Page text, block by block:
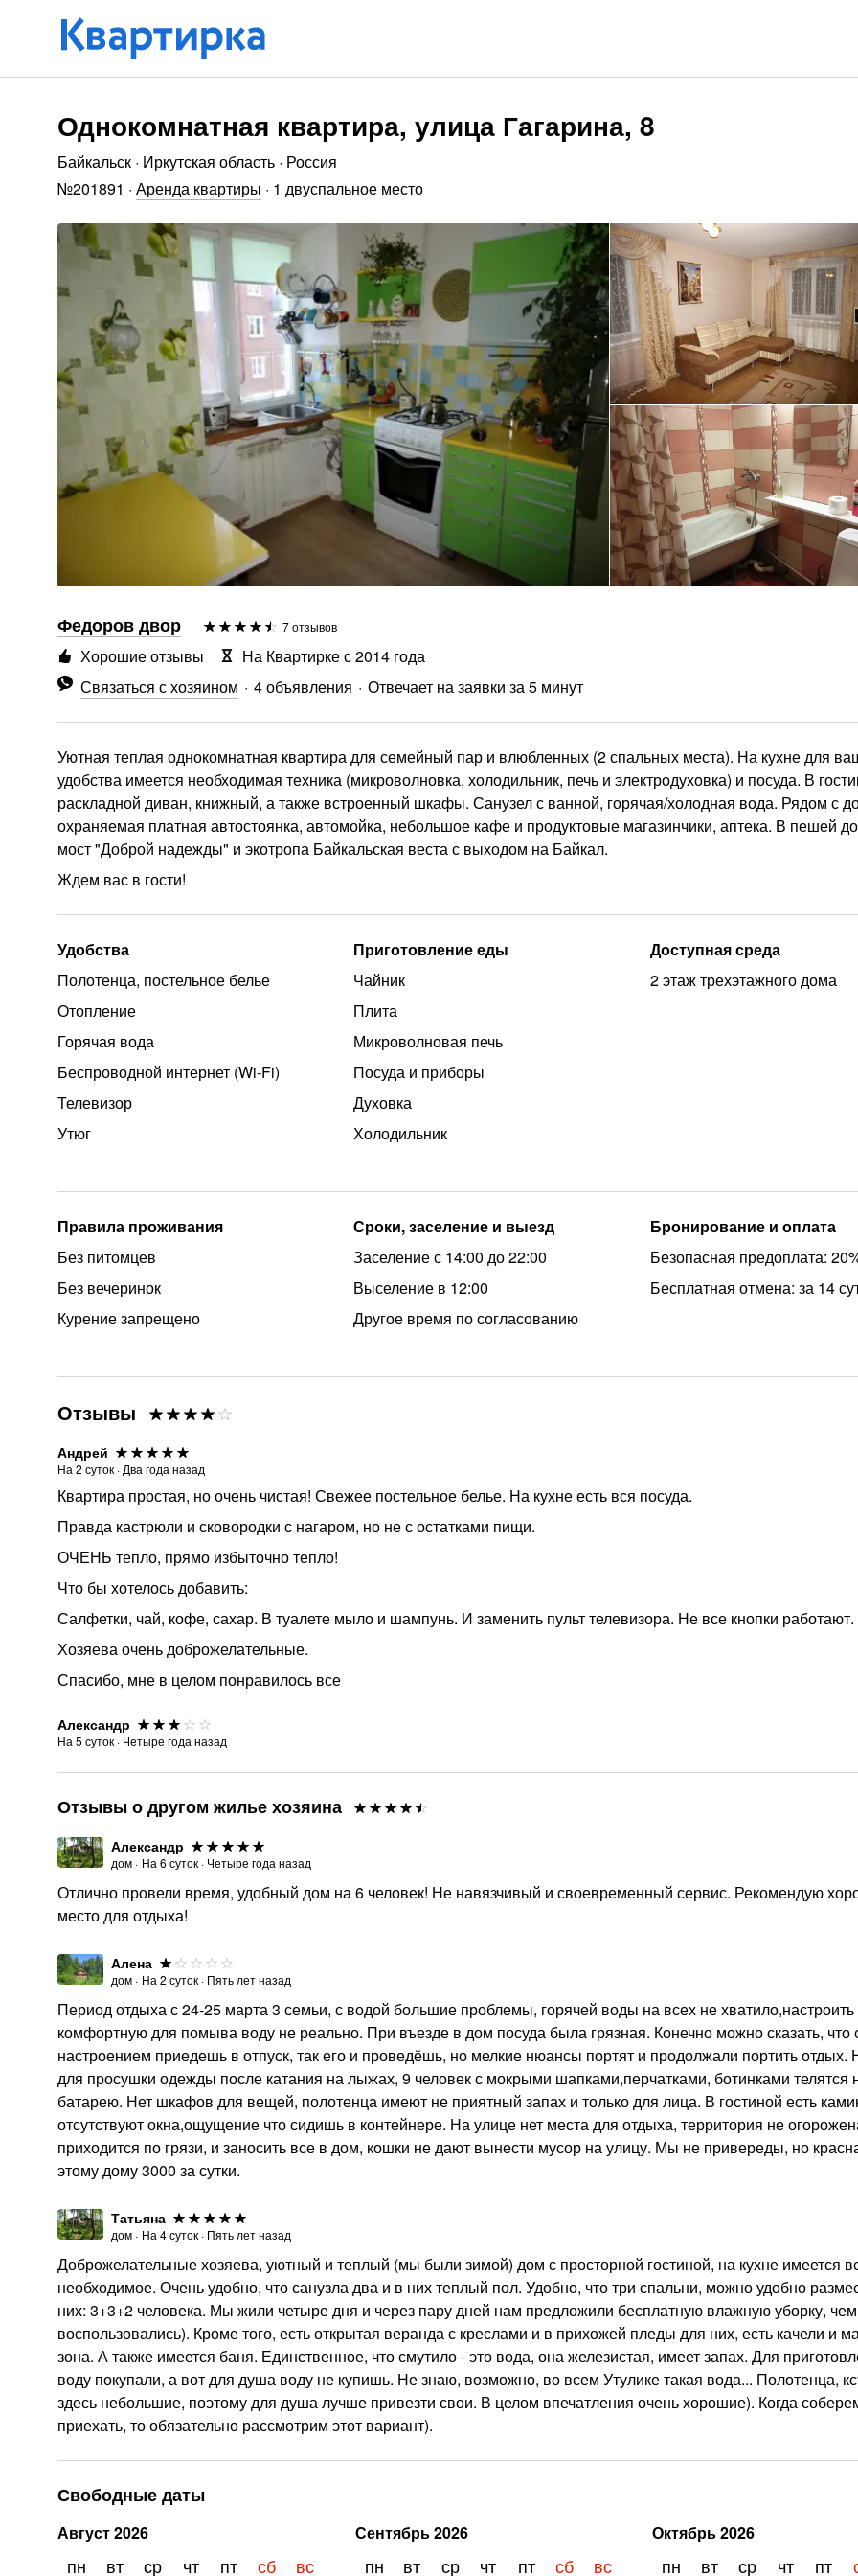
Однокомнатная квартира, улица Гагарина, 8
Байкальск · Иркутская область · Россия
№201891 · Аренда квартиры · 1 двуспальное место
Федоров двор 7 отзывов
Связаться с хозяином 4 объявления Отвечает на заявки за 5 минут
Хорошие отзывы На Квартирке с 2014 года
Уютная теплая однокомнатная квартира для семейный пар и влюбленных (2 спальных места). На кухне для
удобства имеется необходимая техника (микроволновка, холодильник, печь и электродуховка) и посуда. В
раскладной диван, книжный, а также встроенный шкафы. Санузел с ванной, горячая/холодная вода. Рядом с
охраняемая платная автостоянка, автомойка, небольшое кафе и продуктовые магазинчики, аптека. В пешей
мост "Доброй надежды" и экотропа Байкальская веста с выходом на Байкал.
Ждем вас в гости!
Удобства
Полотенца, постельное белье
Отопление
Горячая вода
Беспроводной интернет (Wi‑Fi)
Телевизор
Утюг
Приготовление еды
Чайник
Плита
Микроволновая печь
Посуда и приборы
Духовка
Холодильник
Доступная среда
2 этаж трехэтажного дома
Правила проживания
Без питомцев
Без вечеринок
Курение запрещено
Сроки, заселение и выезд
Заселение с 14:00 до 22:00
Выселение в 12:00
Другое время по согласованию
Бронирование и оплата
Безопасная предоплата:
Бесплатная отмена: за 14
Свободные даты
Август2026
пн вт ср чт пт сб вс
Сентябрь2026
пн вт ср чт пт сб вс
Октябрь2026
пн вт ср чт пт
Отзывы
Андрей
На 2 суток · Два года назад
Квартира простая, но очень чистая! Свежее постельное белье. На кухне есть вся посуда.
Правда кастрюли и сковородки с нагаром, но не с остатками пищи.
ОЧЕНЬ тепло, прямо избыточно тепло!
Что бы хотелось добавить:
Салфетки, чай, кофе, сахар. В туалете мыло и шампунь. И заменить пульт телевизора. Не все кнопки работают.
Хозяева очень доброжелательные.
Спасибо, мне в целом понравилось все
Александр
На 5 суток · Четыре года назад
Отзывы о другом жилье хозяина
Александр
дом · На 6 суток · Четыре года назад
Отлично провели время, удобный дом на 6 человек! Не навязчивый и своевременный сервис. Рекомендую
место для отдыха!
Алена
дом · На 2 суток · Пять лет назад
Период отдыха с 24-25 марта 3 семьи, с водой большие проблемы, горячей воды на всех не хватило,настроить
комфортную для помыва воду не реально. При въезде в дом посуда была грязная. Конечно можно сказать, что
настроением приедешь в отпуск, так его и проведёшь, но мелкие нюансы портят и продолжали портить отдых.
для просушки одежды после катания на лыжах, 9 человек с мокрыми шапками,перчатками, ботинками телятся
батарею. Нет шкафов для вещей, полотенца имеют не приятный запах и только для лица. В гостиной есть
отсутствуют окна,ощущение что сидишь в контейнере. На улице нет места для отдыха, территория не
приходится по грязи, и заносить все в дом, кошки не дают вынести мусор на улицу. Мы не привереды, но
этому дому 3000 за сутки.
Татьяна
дом · На 4суток · Пять лет назад
Доброжелательные хозяева, уютный и теплый (мы были зимой) дом с просторной гостиной, на кухне имеется
необходимое. Очень удобно, что санузла два и в них теплый пол. Удобно, что три спальни, можно удобно
них: 3+3+2 человека. Мы жили четыре дня и через пару дней нам предложили бесплатную влажную уборку,
воспользовались). Кроме того, есть открытая веранда с креслами и в прихожей пледы для них, есть качели и
зона. А также имеется баня. Единственное, что смутило - это вода, она железистая, имеет запах. Для
воду покупали, а вот для душа воду не купишь. Не знаю, возможно, во всем Утулике такая вода... Полотенца,
здесь небольшие, поэтому для душа лучше привезти свои. В целом впечатления очень хорошие). Когда
приехать, то обязательно рассмотрим этот вариант).